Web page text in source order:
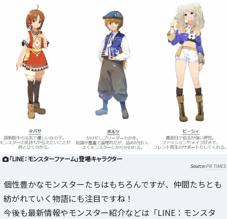
「LINE：モンスターファーム」登場キャラクター
PR TIMES
個性豊かなモンスターたちはもちろんですが、仲間たちとも
紡がれていく物語にも注目ですね！
今後も最新情報やモンスター紹介などは「LINE：モンスタ